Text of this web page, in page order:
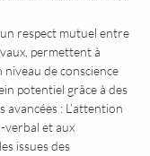
respect mutuel entre
permettent à
niveau de conscience
potentiel grâce à des
avancées : L’attention
verbal et aux
issues des